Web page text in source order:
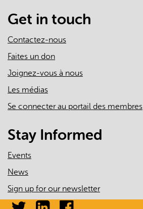
mail)
Get in touch
Contactez-nous
Faites un don
Joignez-vous à nous
Les médias
Se connecter au portail des membres
Stay Informed
Events
News
Sign up for our newsletter